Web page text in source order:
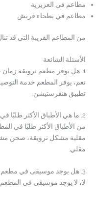
مطاعم في العزيزية
مطاعم في بطحاء قريش
من المطاعم القريبة التي قد
الأسئلة الشائعة
1. هل يوفر مطعم ترويقة زمان خدمة التوصيل؟
نعم، يوفر المطعم خدمة
تطبيق هنقرستيشن.
2. ما هي الأطباق الأكثر طلبًا في مطعم ترويقة زمان؟
من الأطباق الأكثر طلبًا في
مقلية مشكل ترويقة، صحن
مقلي.
3. هل يوجد موسيقى في مطعم ترويقة زمان؟
لا، لا يوجد موسيقى في المطعم